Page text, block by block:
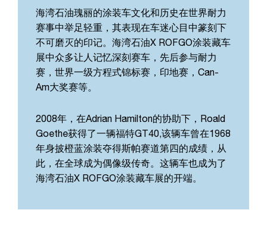
海湾石油瑰丽的涂装车文化和历史在世界耐力
赛事中举足轻重，其表现在车迷心目中篆刻下
不可磨灭的印记。海湾石油X ROFGO涂装藏车
展中众多让人记忆深刻赛车，先后参与耐力
赛，世界一级方程式锦标赛，印地赛，Can-
Am大奖赛等。
2008年，在Adrian Hamilton的协助下，Roald
Goethe获得了一辆福特GT40,该辆车曾在1968
年身披橙蓝涂装夺得斯帕赛道第四的成绩，从
此，在全球成为偶像级传奇。这辆车也成为了
海湾石油X ROFGO涂装藏车展的开端。​